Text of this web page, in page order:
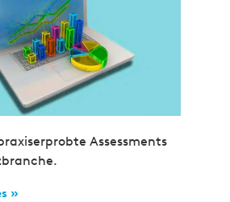
Assessments
»